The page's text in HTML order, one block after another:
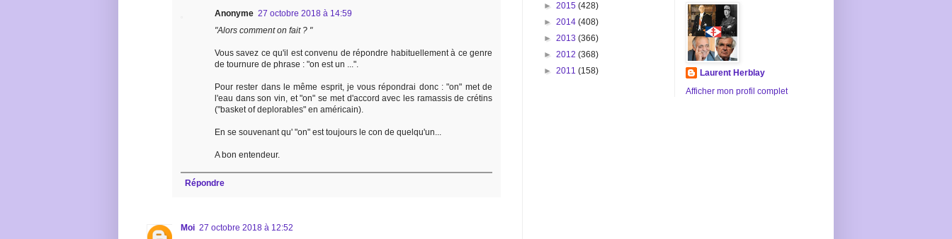
Anonyme 27 octobre 2018 à 14:59
"Alors comment on fait ? "
Vous savez ce qu'il est convenu de répondre habituellement à ce genre
de tournure de phrase : "on est un ...".
Pour rester dans le même esprit, je vous répondrai donc : "on" met de
l'eau dans son vin, et "on" se met d'accord avec les ramassis de crétins
("basket of deplorables" en américain).
En se souvenant qu' "on" est toujours le con de quelqu'un...
A bon entendeur.
Répondre
Moi 27 octobre 2018 à 12:52
► 2015 (428)
► 2014 (408)
► 2013 (366)
► 2012 (368)
► 2011 (158)
Laurent Herblay
Afficher mon profil complet